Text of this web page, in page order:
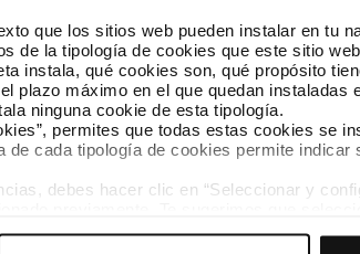
que los sitios web pueden instalar en tu
de la tipología de cookies que este sitio
instala, qué cookies son, qué propósito
plazo máximo en el que quedan instaladas
ninguna cookie de esta tipología.
permites que todas estas cookies se
de cada tipología de cookies permite indicar
debes hacer clic en “Seleccionar y
tus opciones de navegación (como el
Contacta
Gestor de cookies Accesibilidad Mapa